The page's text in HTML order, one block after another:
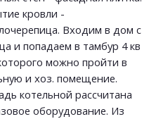
кровли -
Входим в дом с
и попадаем в тамбур 4 кв
можно пройти в
и хоз. помещение.
котельной рассчитана
оборудование. Из